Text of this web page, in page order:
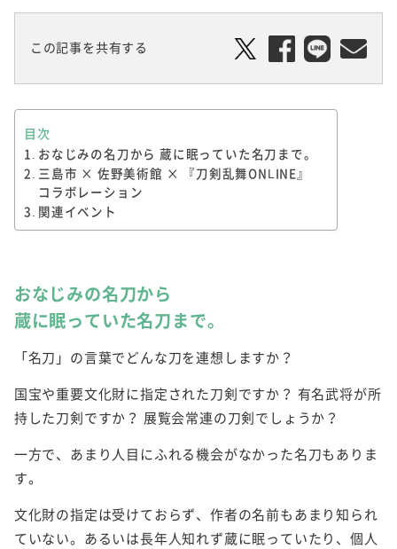
この記事を共有する
目次
おなじみの名刀から 蔵に眠っていた名刀まで。
三島市 × 佐野美術館 × 『刀剣乱舞ONLINE』
コラボレーション
関連イベント
おなじみの名刀から
蔵に眠っていた名刀まで。
「名刀」の言葉でどんな刀を連想しますか？
国宝や重要文化財に指定された刀剣ですか？ 有名武将が所
持した刀剣ですか？ 展覧会常連の刀剣でしょうか？
一方で、あまり人目にふれる機会がなかった名刀もありま
す。
文化財の指定は受けておらず、作者の名前もあまり知られ
ていない。あるいは長年人知れず蔵に眠っていたり、個人